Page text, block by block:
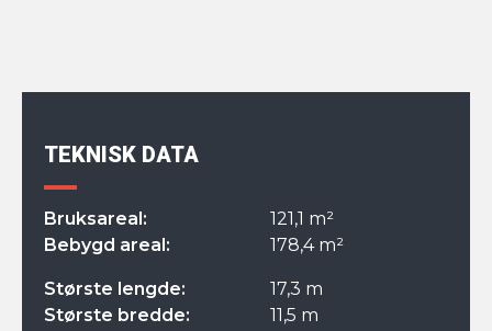
TEKNISK DATA
Bruksareal:
121,1 m²
Bebygd areal:
178,4 m²
Største lengde:
17,3 m
Største bredde:
11,5 m